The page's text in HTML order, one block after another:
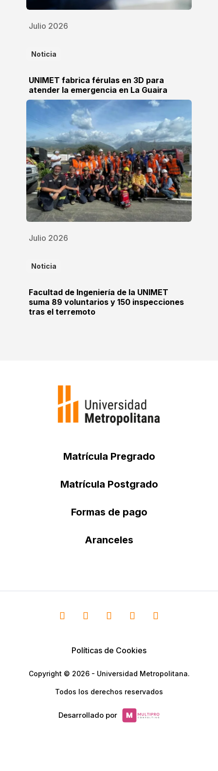
Julio 2026
Noticia
UNIMET fabrica férulas en 3D para
atender la emergencia en La Guaira
Julio 2026
Noticia
Facultad de Ingeniería de la UNIMET
suma 89 voluntarios y 150 inspecciones
tras el terremoto
Matrícula Pregrado
Matrícula Postgrado
Formas de pago
Aranceles
Políticas de Cookies
Copyright © 2026 - Universidad Metropolitana.
Todos los derechos reservados
Desarrollado por